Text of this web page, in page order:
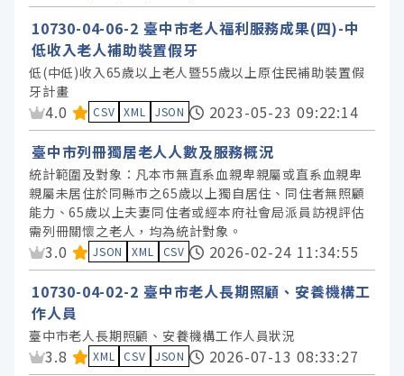
10730-04-06-2 臺中市老人福利服務成果(四)-中
低收入老人補助裝置假牙
低(中低)收入65歲以上老人暨55歲以上原住民補助裝置假
牙計畫
資料集評分：
4.0 CSV XML JSON
2023-05-23 09:22:14
臺中市列冊獨居老人人數及服務概況
統計範圍及對象：凡本市無直系血親卑親屬或直系血親卑
親屬未居住於同縣市之65歲以上獨自居住、同住者無照顧
能力、65歲以上夫妻同住者或經本府社會局派員訪視評估
需列冊關懷之老人，均為統計對象。
資料集評分：
3.0 JSON XML CSV
2026-02-24 11:34:55
10730-04-02-2 臺中市老人長期照顧、安養機構工
作人員
臺中市老人長期照顧、安養機構工作人員狀況
資料集評分：
3.8 XML CSV JSON
2026-07-13 08:33:27